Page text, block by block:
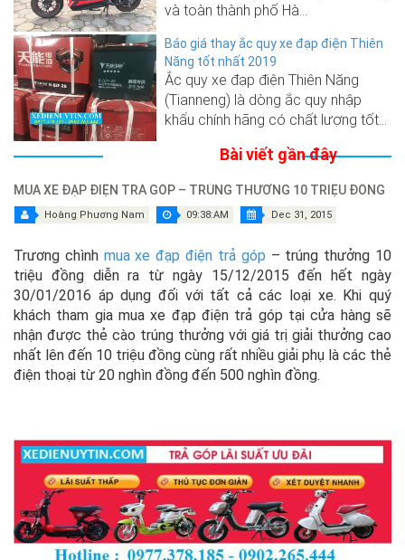
và toàn thành phố Hà...
Báo giá thay ắc quy xe đạp điện Thiên
Năng tốt nhất 2019
Ắc quy xe đạp điện Thiên Năng
(Tianneng) là dòng ắc quy nhập
khẩu chính hãng có chất lượng tốt...
Bài viết gần đây
MUA XE ĐẠP ĐIỆN TRẢ GÓP – TRÚNG THƯỞNG 10 TRIỆU ĐỒNG
Hoàng Phương Nam 09:38:AM Dec 31, 2015
Trương chình mua xe đạp điện trả góp – trúng thưởng 10
triệu đồng diễn ra từ ngày 15/12/2015 đến hết ngày
30/01/2016 áp dụng đối với tất cả các loại xe. Khi quý
khách tham gia mua xe đạp điện trả góp tại cửa hàng sẽ
nhận được thẻ cào trúng thưởng với giá trị giải thưởng cao
nhất lên đến 10 triệu đồng cùng rất nhiều giải phụ là các thẻ
điện thoại từ 20 nghìn đồng đến 500 nghìn đồng.